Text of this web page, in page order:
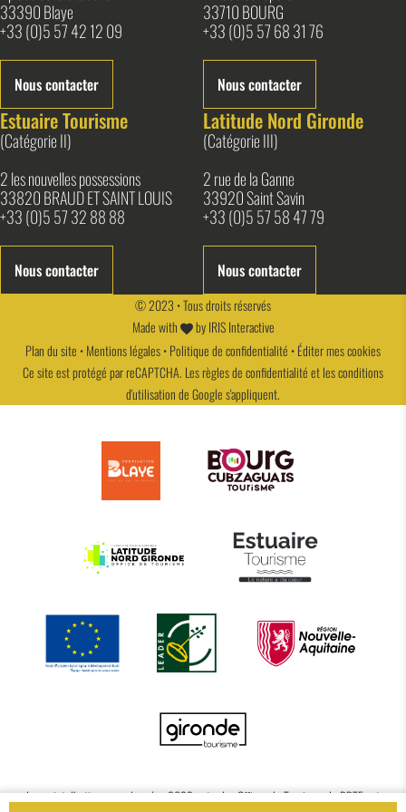
33390 Blaye
+33 (0)5 57 42 12 09
Nous contacter
33710 BOURG
+33 (0)5 57 68 31 76
Nous contacter
Estuaire Tourisme
(Catégorie II)
2 les nouvelles possessions
33820 BRAUD ET SAINT LOUIS
+33 (0)5 57 32 88 88
Nous contacter
Latitude Nord Gironde
(Catégorie III)
2 rue de la Ganne
33920 Saint Savin
+33 (0)5 57 58 47 79
Nous contacter
© 2023 • Tous droits réservés
Made with
byIRIS Interactive
Plan du site •Mentions légales•Politique de confidentialité •Éditer mes cookies
Ce site est protégé par reCAPTCHA. Lesrègles de confidentialitéet lesconditions
d'utilisationde Google s'appliquent.
Le projet d’actions coordonnées 2022 entre les Offices de Tourisme de BBTE est